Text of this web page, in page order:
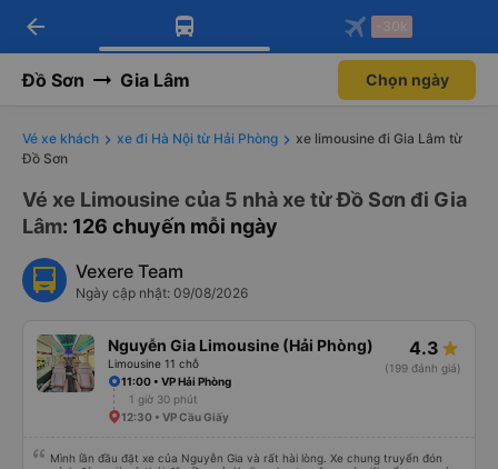
Tải app Vexere ngay!
Nhận ưu đãi thành viên độc
Mở app
Tải app Vexere
-30k/ghế khi đặt vé máy bay qua
Mở app
arrow_back -30k
Đồ Sơn Gia Lâm Chọn ngày
Vé xe khách xe đi Hà Nội từ Hải Phòng
xe limousine đi Gia Lâm từ
Đồ Sơn
Vé xe Limousine của 5 nhà xe từ Đồ Sơn đi Gia
Lâm: 126 chuyến mỗi ngày
Vexere Team
Ngày cập nhật: 09/08/2026
Nguyễn Gia Limousine (Hải Phòng)
Limousine 11 chỗ
4.3
(199 đánh giá)
11:00 • VP Hải Phòng
1 giờ 30 phút
12:30 • VP Cầu Giấy
Mình lần đầu đặt xe của Nguyễn Gia và rất hài lòng. Xe chung truyển đón